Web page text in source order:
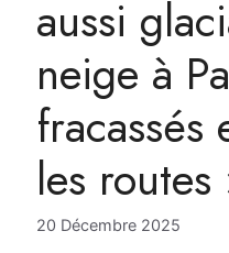
aussi
neige à
fracassés
les routes
20 Décembre 2025